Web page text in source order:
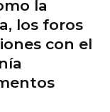
la
los foros
con el